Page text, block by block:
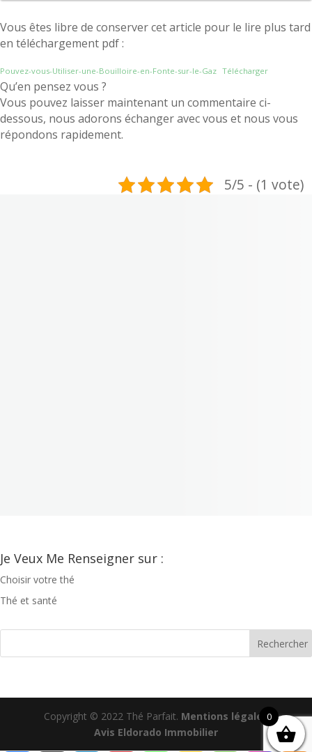
Vous êtes libre de conserver cet article pour le lire plus tard
en téléchargement pdf :
Pouvez-vous-Utiliser-une-Bouilloire-en-Fonte-sur-le-Gaz Télécharger
Qu’en pensez vous ?
Vous pouvez laisser maintenant un commentaire ci-
dessous, nous adorons échanger avec vous et nous vous
répondons rapidement.
5/5 - (1 vote)
Je Veux Me Renseigner sur :
Choisir votre thé
Thé et santé
Copyright © 2022 Thé Parfait. Mentions légales
Avis Eldorado Immobilier
0